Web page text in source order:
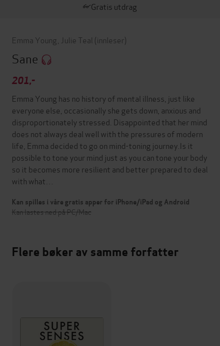
Gratis utdrag
Emma Young Julie Teal (innleser)
Sane
201,-
Emma Young has no history of mental illness, just like
everyone else, occasionally she gets down, anxious and
disproportionately stressed. Disappointed that her mind
does not always deal well with the pressures of modern
life, Emma decided to go on mind-toning journey.Is it
possible to tone your mind just as you can tone your body
so it becomes more resilient and better prepared to deal
with what…
Kan spilles i våre gratis apper for iPhone/iPad og Android
Kan lastes ned på PC/Mac
Flere bøker av samme forfatter